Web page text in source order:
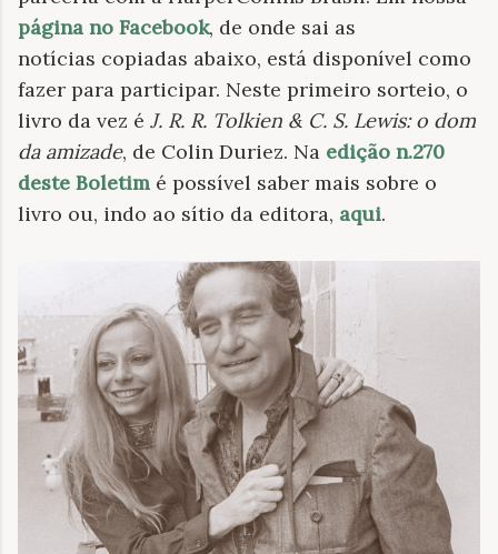
página no Facebook, de onde sai as
notícias copiadas abaixo, está disponível como
fazer para participar. Neste primeiro sorteio, o
livro da vez é J. R. R. Tolkien & C. S. Lewis: o dom
da amizade, de Colin Duriez. Na edição n.270
deste Boletim é possível saber mais sobre o
livro ou, indo ao sítio da editora, aqui.